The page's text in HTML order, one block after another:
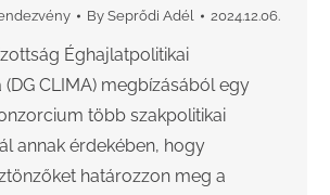
By Seprődi Adél 2024.12.06.
Éghajlatpolitikai
CLIMA) megbízásából egy
több szakpolitikai
annak érdekében, hogy
határozzon meg a